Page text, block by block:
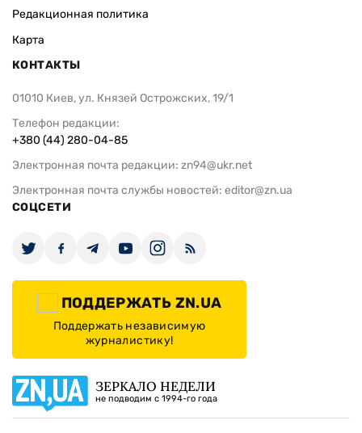
Редакционная политика
Карта
КОНТАКТЫ
01010 Киев, ул. Князей Острожских, 19/1
Телефон редакции:
+380 (44) 280-04-85
Электронная почта редакции: zn94@ukr.net
Электронная почта службы новостей: editor@zn.ua
СОЦСЕТИ
ПОДДЕРЖАТЬ ZN.UA
Поддержать независимую
журналистику!
ЗЕРКАЛО НЕДЕЛИ
не подводим с 1994-го года